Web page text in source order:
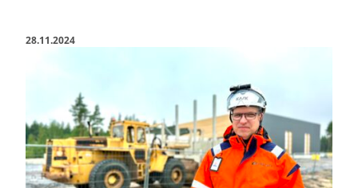
28.11.2024